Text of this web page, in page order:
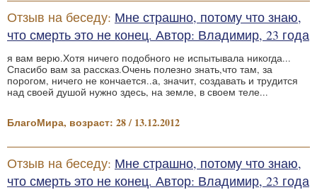
Отзыв на беседу: Мне страшно, потому что знаю,
что смерть это не конец. Автор: Владимир, 23 года
я вам верю.Хотя ничего подобного не испытывала никогда...
Спасибо вам за рассказ.Очень полезно знать,что там, за
порогом, ничего не кончается..а, значит, создавать и трудится
над своей душой нужно здесь, на земле, в своем теле...
БлагоМира, возраст: 28 / 13.12.2012
Отзыв на беседу: Мне страшно, потому что знаю,
что смерть это не конец. Автор: Владимир, 23 года